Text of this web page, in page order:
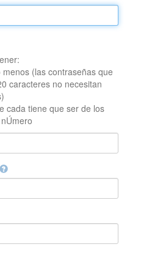
(las contraseñas que
caracteres no necesitan
cada tiene que ser de los